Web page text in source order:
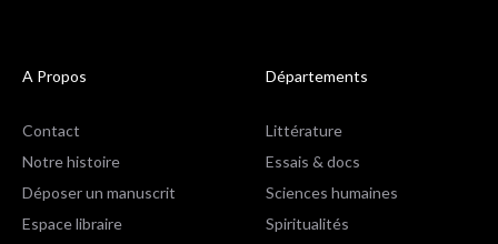
A Propos
Contact
Notre histoire
Déposer un manuscrit
Espace libraire
Départements
Littérature
Essais & docs
Sciences humaines
Spiritualités